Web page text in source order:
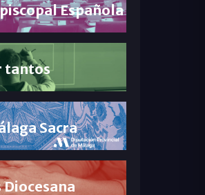
Española
tantos
Sacra
Diocesana